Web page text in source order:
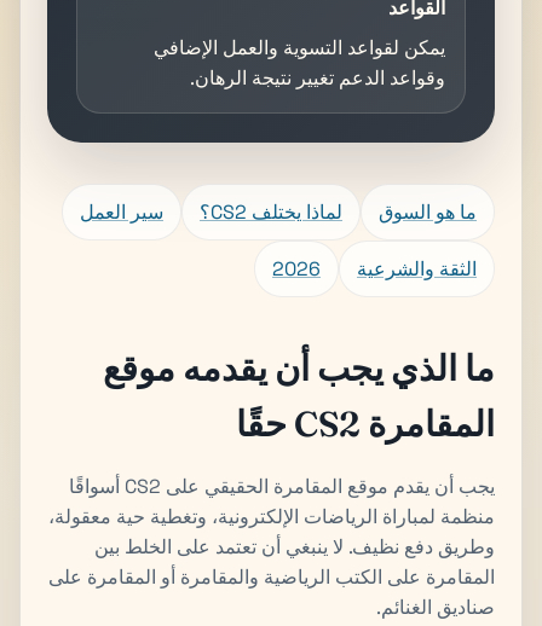
القواعد
يمكن لقواعد التسوية والعمل الإضافي
وقواعد الدعم تغيير نتيجة الرهان.
ما هو السوق لماذا يختلف CS2؟ سير العمل
الثقة والشرعية 2026
ما الذي يجب أن يقدمه موقع
المقامرة CS2 حقًا
يجب أن يقدم موقع المقامرة الحقيقي على CS2 أسواقًا
منظمة لمباراة الرياضات الإلكترونية، وتغطية حية معقولة،
وطريق دفع نظيف. لا ينبغي أن تعتمد على الخلط بين
المقامرة على الكتب الرياضية والمقامرة أو المقامرة على
صناديق الغنائم.